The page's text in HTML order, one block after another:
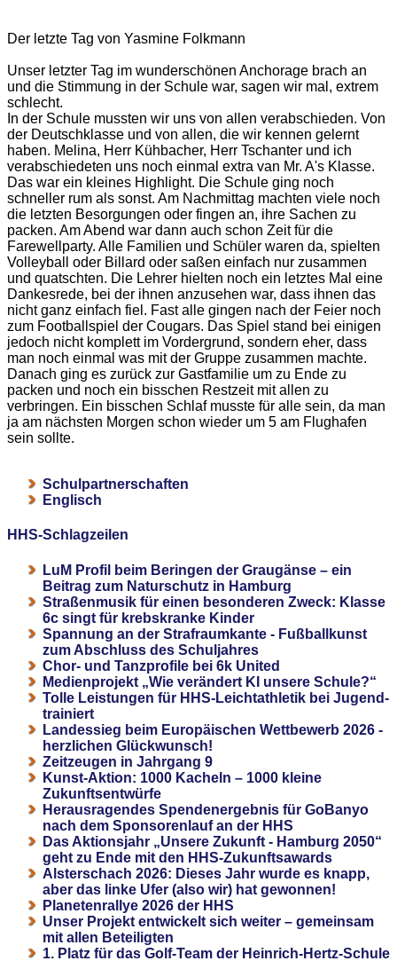
Der letzte Tag von Yasmine Folkmann
Unser letzter Tag im wunderschönen Anchorage brach an
und die Stimmung in der Schule war, sagen wir mal, extrem
schlecht.
In der Schule mussten wir uns von allen verabschieden. Von
der Deutschklasse und von allen, die wir kennen gelernt
haben. Melina, Herr Kühbacher, Herr Tschanter und ich
verabschiedeten uns noch einmal extra van Mr. A's Klasse.
Das war ein kleines Highlight. Die Schule ging noch
schneller rum als sonst. Am Nachmittag machten viele noch
die letzten Besorgungen oder fingen an, ihre Sachen zu
packen. Am Abend war dann auch schon Zeit für die
Farewellparty. Alle Familien und Schüler waren da, spielten
Volleyball oder Billard oder saßen einfach nur zusammen
und quatschten. Die Lehrer hielten noch ein letztes Mal eine
Dankesrede, bei der ihnen anzusehen war, dass ihnen das
nicht ganz einfach fiel. Fast alle gingen nach der Feier noch
zum Footballspiel der Cougars. Das Spiel stand bei einigen
jedoch nicht komplett im Vordergrund, sondern eher, dass
man noch einmal was mit der Gruppe zusammen machte.
Danach ging es zurück zur Gastfamilie um zu Ende zu
packen und noch ein bisschen Restzeit mit allen zu
verbringen. Ein bisschen Schlaf musste für alle sein, da man
ja am nächsten Morgen schon wieder um 5 am Flughafen
sein sollte.
Schulpartnerschaften
Englisch
HHS-Schlagzeilen
LuM Profil beim Beringen der Graugänse – ein
Beitrag zum Naturschutz in Hamburg
Straßenmusik für einen besonderen Zweck: Klasse
6c singt für krebskranke Kinder
Spannung an der Strafraumkante - Fußballkunst
zum Abschluss des Schuljahres
Chor- und Tanzprofile bei 6k United
Medienprojekt „Wie verändert KI unsere Schule?“
Tolle Leistungen für HHS-Leichtathletik bei Jugend-
trainiert
Landessieg beim Europäischen Wettbewerb 2026 -
herzlichen Glückwunsch!
Zeitzeugen in Jahrgang 9
Kunst-Aktion: 1000 Kacheln – 1000 kleine
Zukunftsentwürfe
Herausragendes Spendenergebnis für GoBanyo
nach dem Sponsorenlauf an der HHS
Das Aktionsjahr „Unsere Zukunft - Hamburg 2050“
geht zu Ende mit den HHS-Zukunftsawards
Alsterschach 2026: Dieses Jahr wurde es knapp,
aber das linke Ufer (also wir) hat gewonnen!
Planetenrallye 2026 der HHS
Unser Projekt entwickelt sich weiter – gemeinsam
mit allen Beteiligten
1. Platz für das Golf-Team der Heinrich-Hertz-Schule